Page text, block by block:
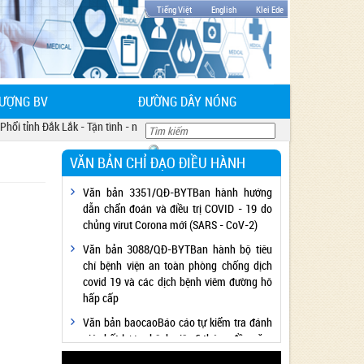
Tiếng Việt English Klei Ede
BV ĐƯỜNG DÂY NÓNG
tỉnh Đắk Lắk - Tận tình - nhiệt huyết - luơng y như từ mẫu
VĂN BẢN CHỈ ĐẠO ĐIỀU HÀNH
Văn bản 3351/QĐ-BYTBan hành hướng
dẫn chẩn đoán và điều trị COVID - 19 do
chủng virut Corona mới (SARS - CoV-2)
Văn bản 3088/QĐ-BYTBan hành bộ tiêu
chí bệnh viện an toàn phòng chống dịch
covid 19 và các dịch bệnh viêm đường hô
hấp cấp
Văn bản baocaoBáo cáo tự kiểm tra đánh
giá chất lượng bệnh viện 6 tháng đầu năm
2020